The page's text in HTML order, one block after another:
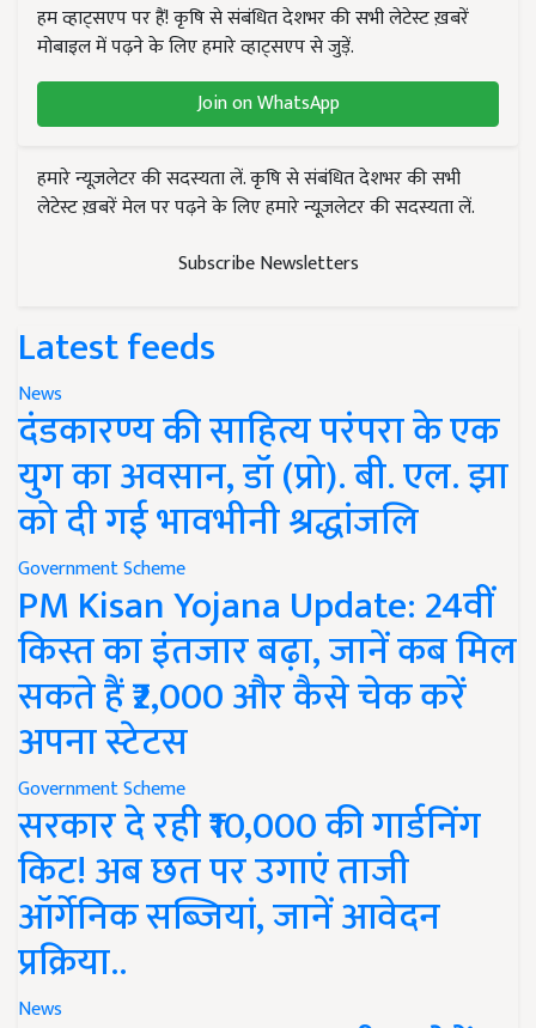
हम व्हाट्सएप पर हैं! कृषि से संबंधित देशभर की सभी लेटेस्ट ख़बरें
मोबाइल में पढ़ने के लिए हमारे व्हाट्सएप से जुड़ें.
Join on WhatsApp
हमारे न्यूज़लेटर की सदस्यता लें. कृषि से संबंधित देशभर की सभी
लेटेस्ट ख़बरें मेल पर पढ़ने के लिए हमारे न्यूज़लेटर की सदस्यता लें.
Subscribe Newsletters
Latest feeds
News
दंडकारण्य की साहित्य परंपरा के एक
युग का अवसान, डॉ (प्रो). बी. एल. झा
को दी गई भावभीनी श्रद्धांजलि
Government Scheme
PM Kisan Yojana Update: 24वीं
किस्त का इंतजार बढ़ा, जानें कब मिल
सकते हैं ₹2,000 और कैसे चेक करें
अपना स्टेटस
Government Scheme
सरकार दे रही ₹10,000 की गार्डनिंग
किट! अब छत पर उगाएं ताजी
ऑर्गेनिक सब्जियां, जानें आवेदन
प्रक्रिया..
News